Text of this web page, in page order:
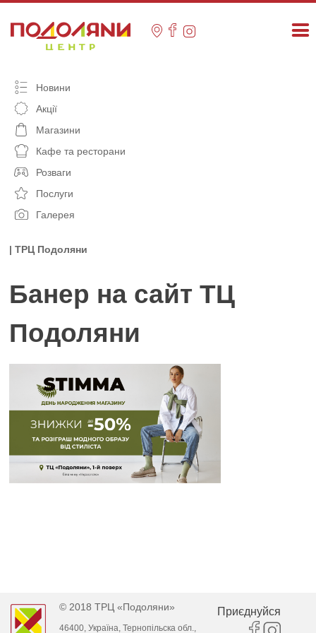
content
Новини
Акції
Магазини
Кафе та ресторани
Розваги
Послуги
Галерея
| ТРЦ Подоляни
Банер на сайт ТЦ
Подоляни
© 2018 ТРЦ «Подоляни»
46400, Україна, Тернопільска обл.,
Приєднуйся